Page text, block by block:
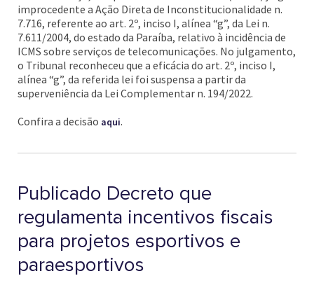
improcedente a Ação Direta de Inconstitucionalidade n.
7.716, referente ao art. 2º, inciso I, alínea “g”, da Lei n.
7.611/2004, do estado da Paraíba, relativo à incidência de
ICMS sobre serviços de telecomunicações. No julgamento,
o Tribunal reconheceu que a eficácia do art. 2º, inciso I,
alínea “g”, da referida lei foi suspensa a partir da
superveniência da Lei Complementar n. 194/2022.
Confira a decisão aqui.
Publicado Decreto que
regulamenta incentivos fiscais
para projetos esportivos e
paraesportivos